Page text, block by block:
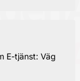
E-tjänst: Väg